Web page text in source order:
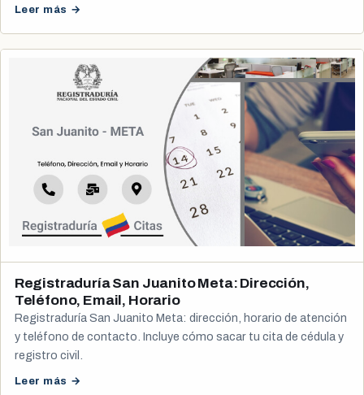
Leer más →
Registraduría San Juanito Meta: Dirección,
Teléfono, Email, Horario
Registraduría San Juanito Meta: dirección, horario de atención
y teléfono de contacto. Incluye cómo sacar tu cita de cédula y
registro civil.
Leer más →